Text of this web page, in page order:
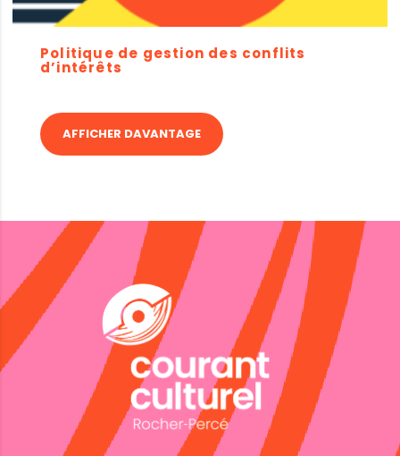
Politique de gestion des conflits
d’intérêts
AFFICHER DAVANTAGE